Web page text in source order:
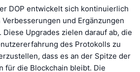
DOP entwickelt sich kontinuierlich
und Ergänzungen
Upgrades zielen darauf ab, die
des Protokolls zu
dass es an der Spitze der
für die Blockchain bleibt. Die